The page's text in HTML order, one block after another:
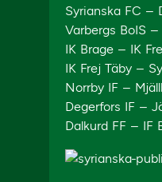
Syrianska FC –
Varbergs BoIS –
IK Brage – IK
IK Frej Täby –
Norrby IF –
Degerfors IF –
Dalkurd FF – IF